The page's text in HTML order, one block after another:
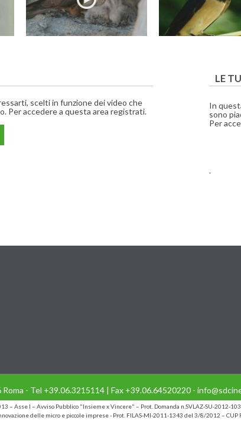
scelti in funzione dei video che
Per accedere a questa area registrati.
LE
In
sono
Per
.
- Tel +39.06.3215114 | Fax +39.06.64520220 -
– Asse I – Avviso Pubblico "Insieme x Vincere" – Prot. Domanda n.SVLAZ-SU-2012-
delle micro e piccole imprese - Prot. FILAS-MI-2011-1343 del 3/8/2012 –